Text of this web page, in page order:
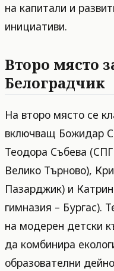
на капитали и
инициативи.
Второ място
Белоградчик
На второ място се
включващ Божидар
Теодора Събева
Велико Търново),
Пазарджик) и
гимназия – Бургас).
на модерен детски
да комбинира
образователни